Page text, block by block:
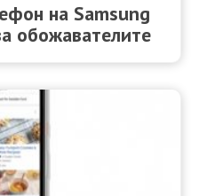
на Samsung
обожавателите